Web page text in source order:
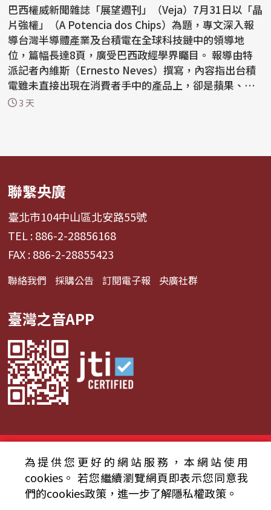
巴西權威新聞雜誌「展望週刊」（Veja）7月31日以「晶
片強權」（A Potencia dos Chips）為題，專文深入報
導台灣半導體產業及台積電在全球科技鏈中的領導地
位，篇幅長達8頁，廣受巴西政經學界矚目。 報導由特
派記者內維斯（Ernesto Neves）撰寫，內容指出台積
電雖未直接出現在消費者手中的產品上，卻是蘋果、輝
達、超...
3 天
聯繫央廣
臺北市104中山區北安路55號
TEL : 886-2-28856168
FAX : 886-2-28855423
聯絡我們 採購公告 訂閱電子報 央廣社群
臺灣之音APP
© 2024財團法人中央廣播電臺 版權所有
資通安全政策聲明
服務條款 隱私權條款
為提供您更好的網站服務，本網站使用
cookies。 若您繼續瀏覽網頁即表示您同意我
們的cookies政策，進一步了解隱私權政策。